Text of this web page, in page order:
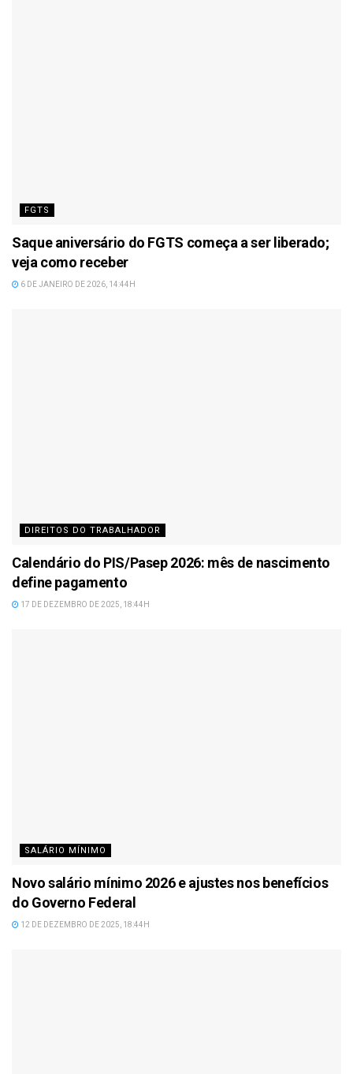
FGTS
Saque aniversário do FGTS começa a ser liberado;
veja como receber
6 DE JANEIRO DE 2026, 14:44H
DIREITOS DO TRABALHADOR
Calendário do PIS/Pasep 2026: mês de nascimento
define pagamento
17 DE DEZEMBRO DE 2025, 18:44H
SALÁRIO MÍNIMO
Novo salário mínimo 2026 e ajustes nos benefícios
do Governo Federal
12 DE DEZEMBRO DE 2025, 18:44H